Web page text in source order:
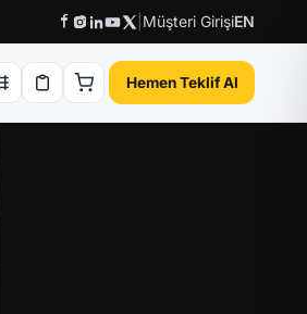
Müşteri GirişiEN
Hemen Teklif Al